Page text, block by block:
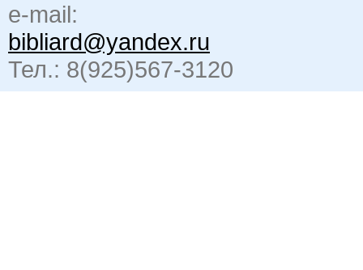
e-mail:
bibliard@yandex.ru
Тел.: 8(925)567-3120